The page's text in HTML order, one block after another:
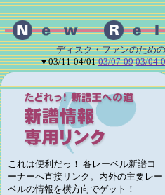
ディスク・ファンのため
▼03/11-04/0103/07-09 03/04-
これは便利だっ！ 各レーベル新譜コ
ーナーへ直接リンク。内外の主要レー
ベルの情報を横方向でゲット！